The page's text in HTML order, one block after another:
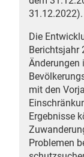
31.12.2022).
Die
Berichtsjahr
Änderungen
mit den
Ergebnisse
Problemen